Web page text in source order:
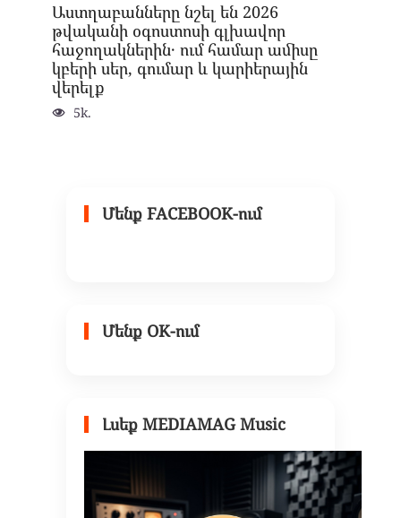
Աստղաբանները նշել են 2026
թվականի օգոստոսի գլխավոր
հաջողակներին․ ում համար ամիսը
կբերի սեր, գումար և կարիերային
վերելք
5k.
Մենք FACEBOOK-ում
Մենք OK-ում
Լսեք MEDIAMAG Music